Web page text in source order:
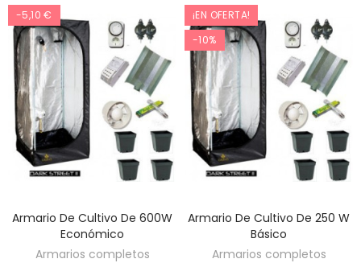
-5,10 €
Armario De Cultivo De 600W
Económico
Armarios completos
¡EN OFERTA!
-10%
Armario De Cultivo De 250 W
Básico
Armarios completos